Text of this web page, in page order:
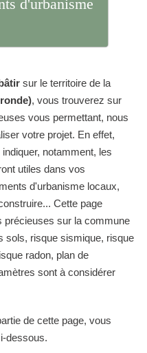
d'urbanisme
sur le territoire de la
, vous trouverez sur
vous permettant, nous
votre projet. En effet,
notamment, les
utiles dans vos
d'urbanisme locaux,
Cette page
précieuses sur la commune
sols, risque sismique, risque
radon, plan de
sont à considérer
de cette page, vous
dessous.